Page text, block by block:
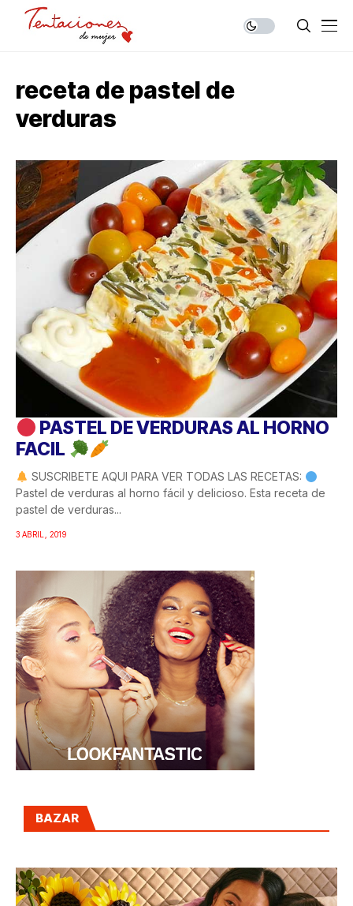
receta de pastel de
verduras
PASTEL DE VERDURAS AL HORNO
FACIL
SUSCRIBETE AQUI PARA VER TODAS LAS RECETAS:
Pastel de verduras al horno fácil y delicioso. Esta receta de
pastel de verduras...
3 ABRIL, 2019
BAZAR